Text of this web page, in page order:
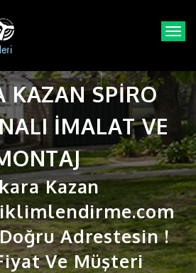
T
g
v
i
g
a
t
i
o
n
KAZAN SPIRO
IMALAT VE
Kazan
Adrestesin !
Ve Müşteri